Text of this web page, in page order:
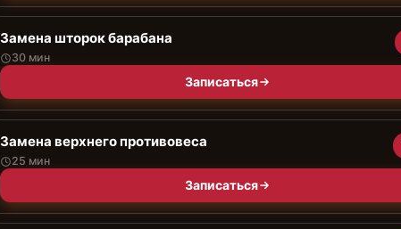
Замена шторок барабана
30 мин
Записаться
Замена верхнего противовеса
25 мин
Записаться